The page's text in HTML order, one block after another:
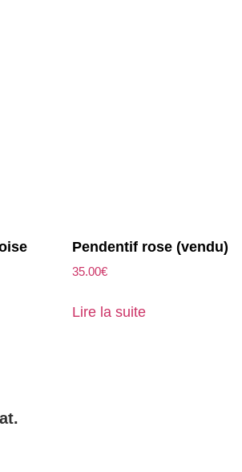
Pendentif rose (vendu)
35.00€
Lire la suite